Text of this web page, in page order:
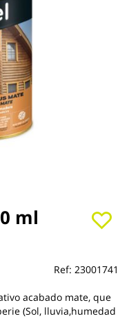
ml
Ref: 23001741
acabado mate, que
(Sol, lluvia,humedad